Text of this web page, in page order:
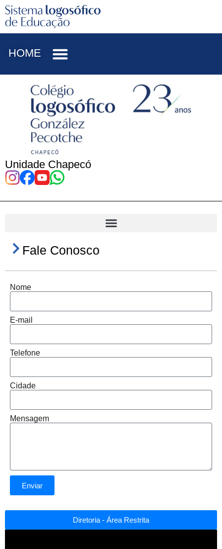
HOME
Unidade Chapecó
Fale Conosco
Nome
E-mail
Telefone
Cidade
Mensagem
Enviar
Diretoria - Área Restrita